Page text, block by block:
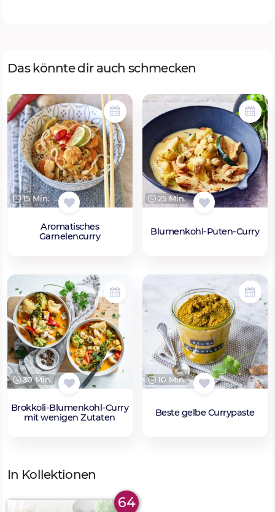
Das könnte dir auch schmecken
15 Min.
Aromatisches
Garnelencurry
25 Min.
Blumenkohl-Puten-Curry
30 Min.
Brokkoli-Blumenkohl-Curry
mit wenigen Zutaten
10 Min.
Beste gelbe Currypaste
In Kollektionen
64